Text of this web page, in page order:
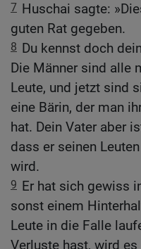
7 Huschai sagte:
guten Rat gegeben.
8 Du kennst doch
Die Männer sind alle
Leute, und jetzt sind
eine Bärin, der man
hat. Dein Vater aber
dass er seinen
wird.
9 Er hat sich gewiss
sonst einem
Leute in die Falle
Verluste hast, wird es